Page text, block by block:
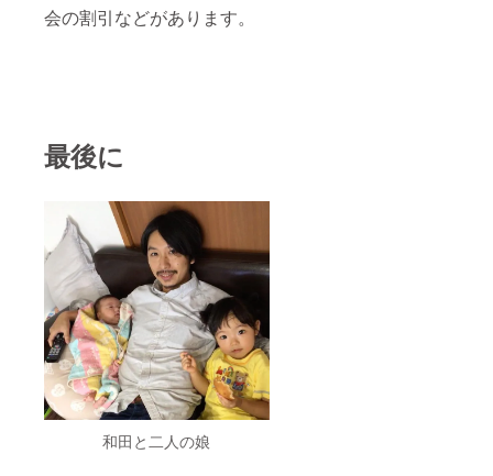
会の割引などがあります。
最後に
和田と二人の娘